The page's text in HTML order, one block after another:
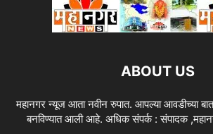
ABOUT US
महानगर न्यूज आता नवीन रुपात. आपल्या आवडीच्या
बनविण्यात आली आहे. अधिक संपर्क : संपादक